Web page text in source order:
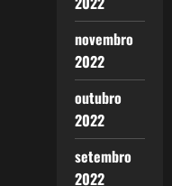
novembro
2022
outubro
2022
setembro
2022